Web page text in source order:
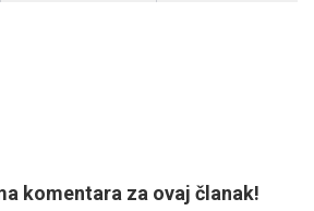
komentara za ovaj članak!